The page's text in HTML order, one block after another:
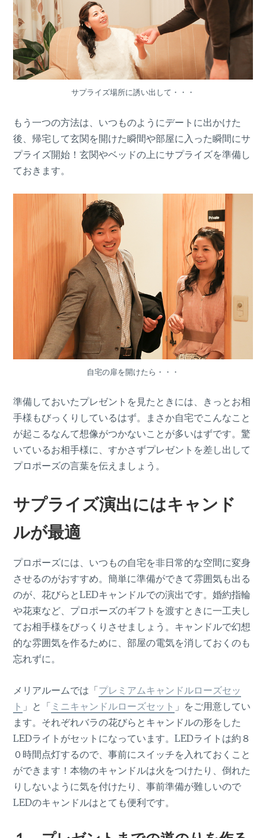
サプライズ場所に誘い出して・・・
もう一つの方法は、いつものようにデートに出かけた
後、帰宅して玄関を開けた瞬間や部屋に入った瞬間にサ
プライズ開始！玄関やベッドの上にサプライズを準備し
ておきます。
自宅の扉を開けたら・・・
準備しておいたプレゼントを見たときには、きっとお相
手様もびっくりしているはず。まさか自宅でこんなこと
が起こるなんて想像がつかないことが多いはずです。驚
いているお相手様に、すかさずプレゼントを差し出して
プロポーズの言葉を伝えましょう。
サプライズ演出にはキャンド
ルが最適
プロポーズには、いつもの自宅を非日常的な空間に変身
させるのがおすすめ。簡単に準備ができて雰囲気も出る
のが、花びらとLEDキャンドルでの演出です。婚約指輪
や花束など、プロポーズのギフトを渡すときに一工夫し
てお相手様をびっくりさせましょう。キャンドルで幻想
的な雰囲気を作るために、部屋の電気を消しておくのも
忘れずに。
メリアルームでは「プレミアムキャンドルローズセッ
ト 」と「 ミニキャンドルローズセット 」をご用意してい
ます。それぞれバラの花びらとキャンドルの形をした
LEDライトがセットになっています。LEDライトは約８
０時間点灯するので、事前にスイッチを入れておくこと
ができます！本物のキャンドルは火をつけたり、倒れた
りしないように気を付けたり、事前準備が難しいので
LEDのキャンドルはとても便利です。